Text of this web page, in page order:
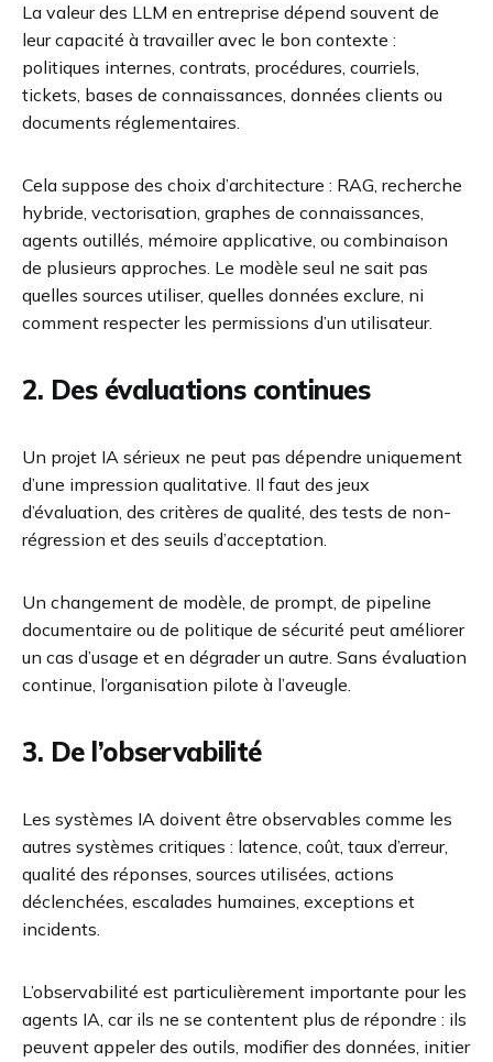
La valeur des LLM en entreprise dépend souvent de
leur capacité à travailler avec le bon contexte :
politiques internes, contrats, procédures, courriels,
tickets, bases de connaissances, données clients ou
documents réglementaires.
Cela suppose des choix d’architecture : RAG, recherche
hybride, vectorisation, graphes de connaissances,
agents outillés, mémoire applicative, ou combinaison
de plusieurs approches. Le modèle seul ne sait pas
quelles sources utiliser, quelles données exclure, ni
comment respecter les permissions d’un utilisateur.
2. Des évaluations continues
Un projet IA sérieux ne peut pas dépendre uniquement
d’une impression qualitative. Il faut des jeux
d’évaluation, des critères de qualité, des tests de non-
régression et des seuils d’acceptation.
Un changement de modèle, de prompt, de pipeline
documentaire ou de politique de sécurité peut améliorer
un cas d’usage et en dégrader un autre. Sans évaluation
continue, l’organisation pilote à l’aveugle.
3. De l’observabilité
Les systèmes IA doivent être observables comme les
autres systèmes critiques : latence, coût, taux d’erreur,
qualité des réponses, sources utilisées, actions
déclenchées, escalades humaines, exceptions et
incidents.
L’observabilité est particulièrement importante pour les
agents IA, car ils ne se contentent plus de répondre : ils
peuvent appeler des outils, modifier des données, initier